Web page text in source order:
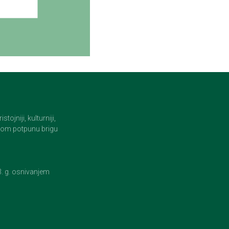
kulturniji,
potpunu brigu
g. osnivanjem